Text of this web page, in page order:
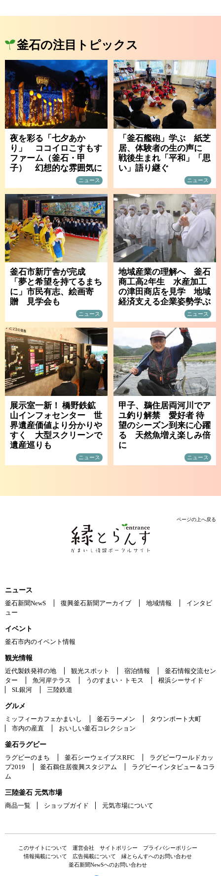
釜石の注目トピックス
夜を彩る「七夕あか
り」 ココイロこすもす
ファーム（釜石・甲
子） 幻想的な雰囲気に
ニュース
「釜石艦砲」学ぶ 紙芝
居、体験者の生の声に
戦後生まれ「平和」「思
い」語り継ぐ
ニュース
釜石市新庁舎が完成
「夢と希望を持てるまち
に」市民有志、絵画寄
贈 見学会も
ニュース
地域産業の理解へ 釜石
商工高2年生 水産加工
の津田商店を見学 地域
経済支える企業姿勢学ぶ
ニュース
展示室一新！ 橋野鉄鉱
山インフォセンター 世
界遺産価値より分かりや
すく 大型スクリーンで
遺産巡りも
ニュース
甲子、鵜住居両河川でア
ユ釣り解禁 愛好者 待
望のシーズン到来に心躍
る 天然魚増え楽しみ倍
に
ニュース
ページの上へ戻る
ニュース
釜石新聞NewS
復興釜石新聞アーカイブ 地域情報
インタビ
ュー
イベント
釜石市内のイベント情報
観光情報
近代製鉄発祥の地
観光スポット 宿泊情報
釜石情報交流セン
ター
魚河岸テラス うのすまい・トモス
根浜シーサイド
SL銀河
三陸鉄道
グルメ
ミッフィーカフェかまいし
釜石ラーメン
タウンポート大町
市内の産直
おいしい釜石コレクション
釜石ラグビー
ラグビーのまち
釜石シーウェイブスRFC
ラグビーワールドカッ
プ2019
釜石鵜住居復興スタジアム
ラグビーインタビュー＆コラ
ム
三陸釜石 元気市場
商品一覧
ショップガイド 元気市場について
このサイトについて 運営会社 サイトポリシー
プライバシーポリシー
情報掲載について
広告掲載について
縁とらんすへのお問い合わせ
釜石新聞NewSへのお問い合わせ